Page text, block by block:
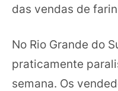
das vendas de
No Rio Grande do
praticamente
semana. Os